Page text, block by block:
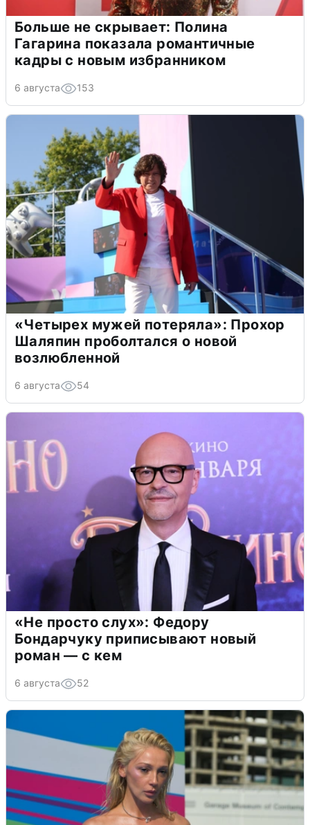
Больше не скрывает: Полина
Гагарина показала романтичные
кадры с новым избранником
6 августа 153
«Четырех мужей потеряла»: Прохор
Шаляпин проболтался о новой
возлюбленной
6 августа 54
«Не просто слух»: Федору
Бондарчуку приписывают новый
роман — с кем
6 августа 52